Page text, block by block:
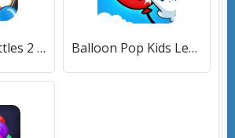
Bloons TD Battles 2 (Блунс ТД Батлс 2) [МОД Бесконечные монеты] APK Android Balloon Pop Kids Learning Game [МОД Все открыто] APK Android